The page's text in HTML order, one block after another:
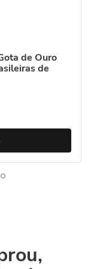
de Ouro
de